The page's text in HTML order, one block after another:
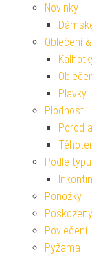
Novinky
Oblečení
Plavky
Plodnost
Porod
Podle typu
Ponožky
Povlečení
Pyžama